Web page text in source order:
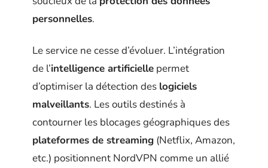
personnelles.
Le service ne cesse d’évoluer. L’intégration
de l’intelligence artificielle permet
d’optimiser la détection des logiciels
malveillants. Les outils destinés à
contourner les blocages géographiques des
plateformes de streaming (Netflix, Amazon,
etc.) positionnent NordVPN comme un allié